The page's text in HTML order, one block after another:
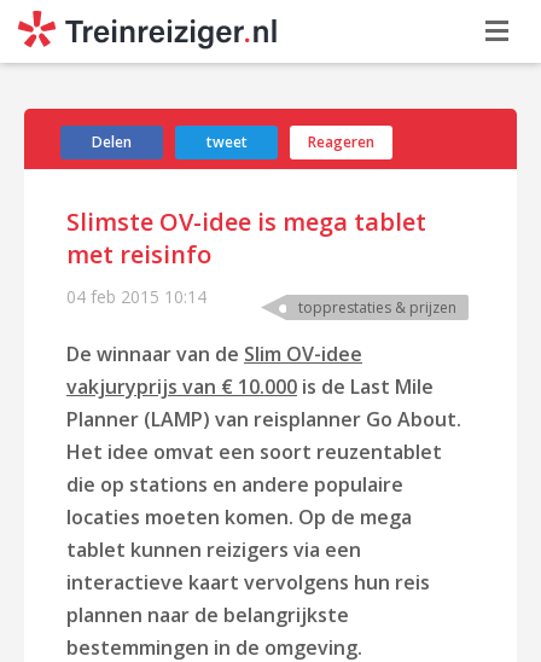
Delen tweet Reageren
Slimste OV-idee is mega tablet
met reisinfo
04 feb 2015 10:14 topprestaties & prijzen
De winnaar van de Slim OV-idee
vakjuryprijs van € 10.000 is de Last Mile
Planner (LAMP) van reisplanner Go About.
Het idee omvat een soort reuzentablet
die op stations en andere populaire
locaties moeten komen. Op de mega
tablet kunnen reizigers via een
interactieve kaart vervolgens hun reis
plannen naar de belangrijkste
bestemmingen in de omgeving.